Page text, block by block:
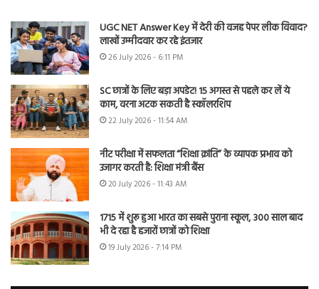
UGC NET Answer Key में देरी की वजह पेपर लीक विवाद?
लाखों उम्मीदवार कर रहे इंतजार
26 July 2026 - 6:11 PM
SC छात्रों के लिए बड़ा अपडेट! 15 अगस्त से पहले कर लें ये
काम, वरना अटक सकती है स्कॉलरशिप
22 July 2026 - 11:54 AM
नीट परीक्षा में सफलता “शिक्षा क्रांति” के व्यापक प्रभाव को
उजागर करती है: शिक्षा मंत्री बैंस
20 July 2026 - 11:43 AM
1715 में शुरू हुआ भारत का सबसे पुराना स्कूल, 300 साल बाद
भी दे रहा है हजारों छात्रों को शिक्षा
19 July 2026 - 7:14 PM